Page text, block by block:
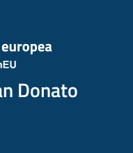
Donato